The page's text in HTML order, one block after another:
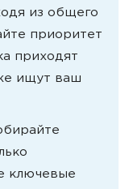
из общего
приоритет
приходят
ищут ваш
ключевые